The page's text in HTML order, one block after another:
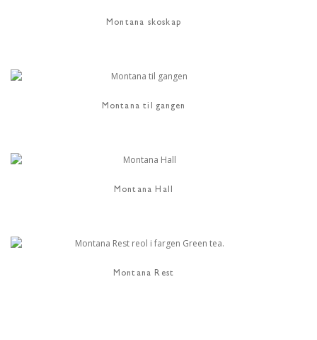
Montana skoskap
Montana til gangen
Montana Hall
Montana Rest